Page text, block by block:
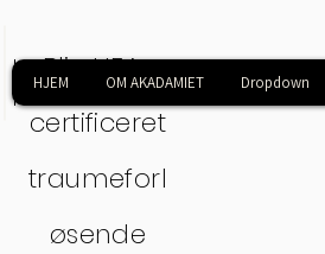
Bliv HEA-
certificeret
traumeforl
øsende
HJEM OM AKADAMIET Dropdown